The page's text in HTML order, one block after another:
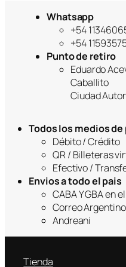
Whatsapp
+54
+54
Punto de retiro
Eduardo
Caballito
Ciudad
Todos los medios de
Débito / Crédito
QR / Billeteras
Efectivo /
Envios a todo el pais
CABA Y GBA en
Correo Argentino
Andreani
Tienda